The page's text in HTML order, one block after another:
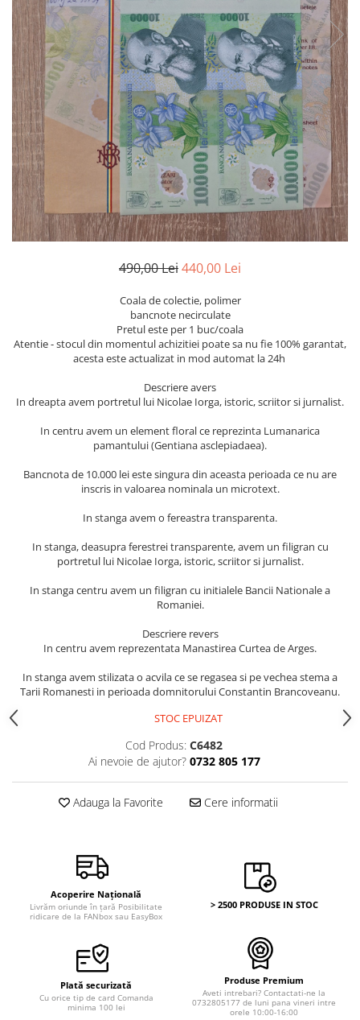
Monede Asia
Monede Australia si Oceania
Monede Euro, Eurocenti
Monede Europa
Bancnote Asia
Bancnote Australia si Oceania
Bancnote Europa
Gradate PMG
490,00 Lei440,00 Lei
Coala de colectie, polimer
bancnote necirculate
Pretul este per 1 buc/coala
Atentie - stocul din momentul achizitiei poate sa nu fie 100% garantat,
acesta este actualizat in mod automat la 24h
Descriere avers
In dreapta avem portretul lui Nicolae Iorga, istoric, scriitor si jurnalist.
In centru avem un element floral ce reprezinta Lumanarica
pamantului (Gentiana asclepiadaea).
Bancnota de 10.000 lei este singura din aceasta perioada ce nu are
inscris in valoarea nominala un microtext.
In stanga avem o fereastra transparenta.
In stanga, deasupra ferestrei transparente, avem un filigran cu
portretul lui Nicolae Iorga, istoric, scriitor si jurnalist.
In stanga centru avem un filigran cu initialele Bancii Nationale a
Romaniei.
Descriere revers
In centru avem reprezentata Manastirea Curtea de Arges.
In stanga avem stilizata o acvila ce se regasea si pe vechea stema a
Tarii Romanesti in perioada domnitorului Constantin Brancoveanu.
STOC EPUIZAT
Cod Produs: C6482
Ai nevoie de ajutor? 0732 805 177
Adauga la Favorite Cere informatii
Acoperire Națională
Livrăm oriunde în țară Posibilitate
ridicare de la FANbox sau EasyBox
> 2500 PRODUSE IN STOC
Plată securizată
Cu orice tip de card Comanda
minima 100 lei
Produse Premium
Aveti intrebari? Contactati-ne la
0732805177 de luni pana vineri intre
orele 10:00-16:00